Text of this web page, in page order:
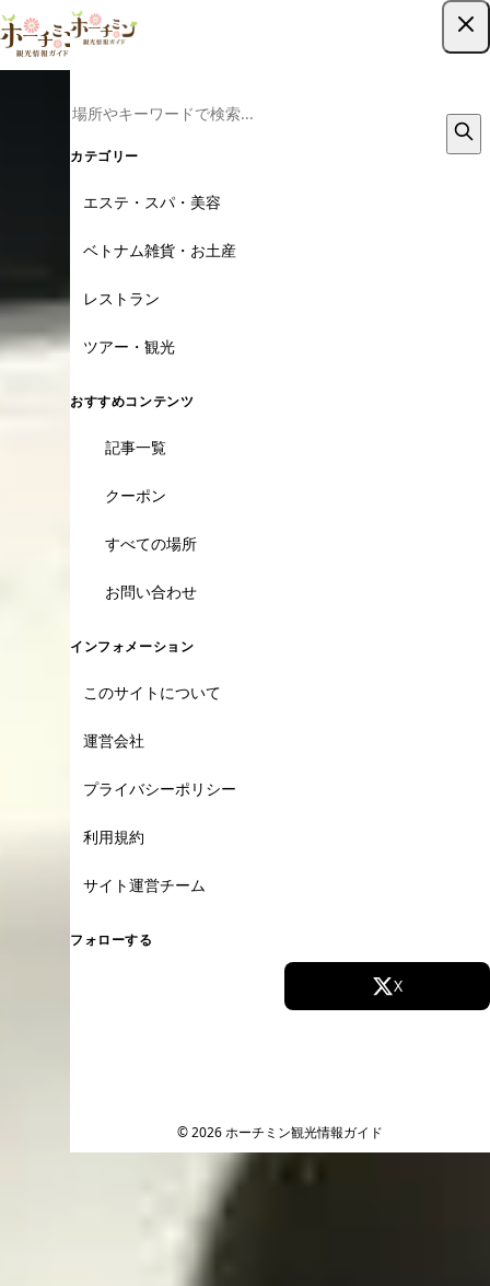
カテゴリー
エステ・スパ・美容
ベトナム雑貨・お土産
レストラン
ツアー・観光
おすすめコンテンツ
記事一覧
クーポン
すべての場所
お問い合わせ
インフォメーション
このサイトについて
運営会社
プライバシーポリシー
利用規約
サイト運営チーム
フォローする
X
© 2026 ホーチミン観光情報ガイド